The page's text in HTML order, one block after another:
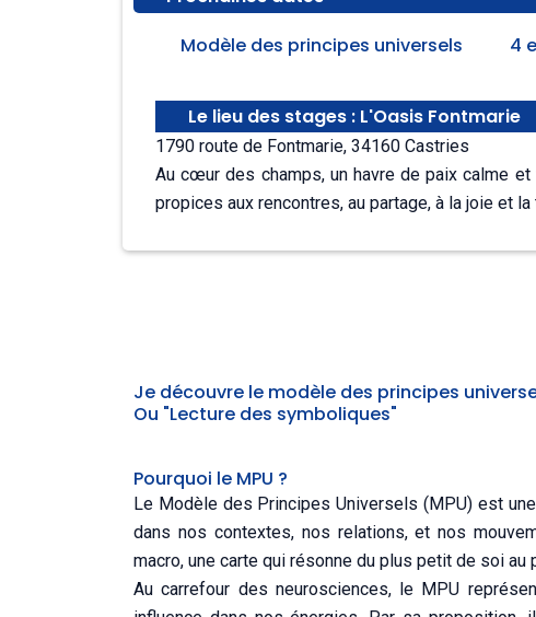
Modèle des principes universels
4
Le lieu des stages : L'Oasis Fontmarie
1790 route de Fontmarie, 34160 Castries
Au cœur des champs, un havre de paix calme
propices aux rencontres, au partage, à la joie et
Je découvre le modèle des principes
Ou "Lecture des symboliques"
Pourquoi le MPU ?
Le Modèle des Principes Universels (MPU) est une
dans nos contextes, nos relations, et nos
macro, une carte qui résonne du plus petit de soi au
Au carrefour des neurosciences, le MPU